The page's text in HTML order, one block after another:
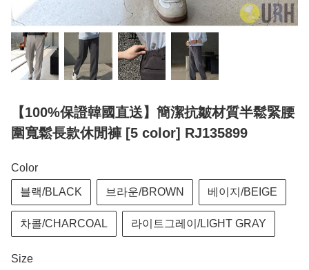
【100%保證韓國直送】簡潔抗皺材質半鬆緊腰
圍寬鬆長款休閒褲 [5 color] RJ135899
Color
블랙/BLACK 브라운/BROWN 베이지/BEIGE
차콜/CHARCOAL 라이트그레이/LIGHT GRAY
Size